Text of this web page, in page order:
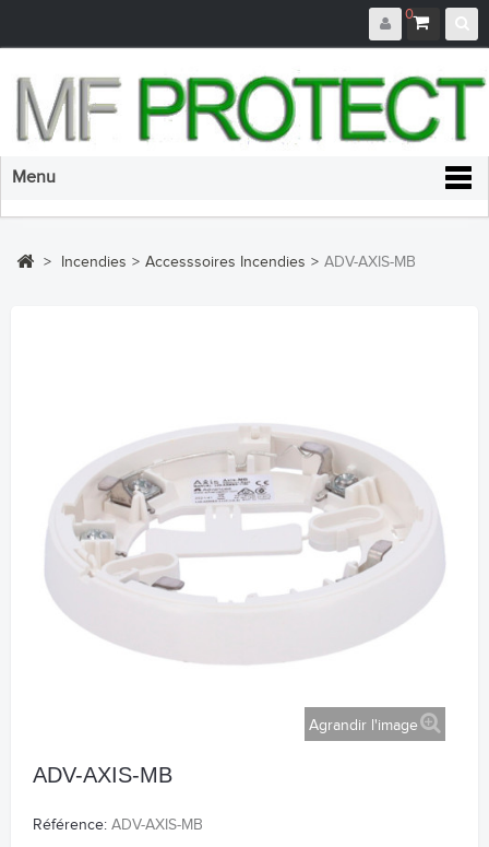
0
Menu
> Incendies > Accesssoires Incendies > ADV-AXIS-MB
Agrandir l'image
ADV-AXIS-MB
Référence: ADV-AXIS-MB